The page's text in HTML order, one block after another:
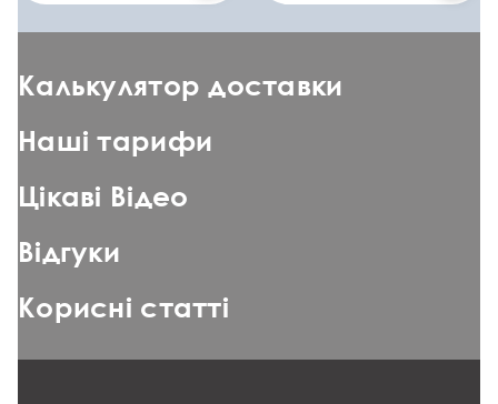
Калькулятор доставки
Наші тарифи
Цікаві Відео
Відгуки
Корисні статті